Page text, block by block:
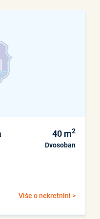
40 m2
Dvosoban
Više o nekretnini >